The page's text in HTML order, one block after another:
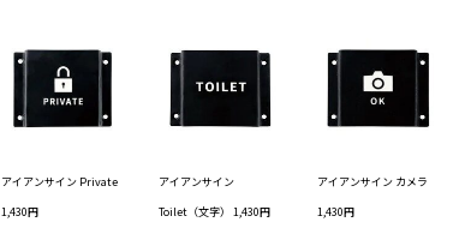
アイアンサイン Private
1,430円
アイアンサイン
Toilet（文字） 1,430円
アイアンサイン カメラ
1,430円